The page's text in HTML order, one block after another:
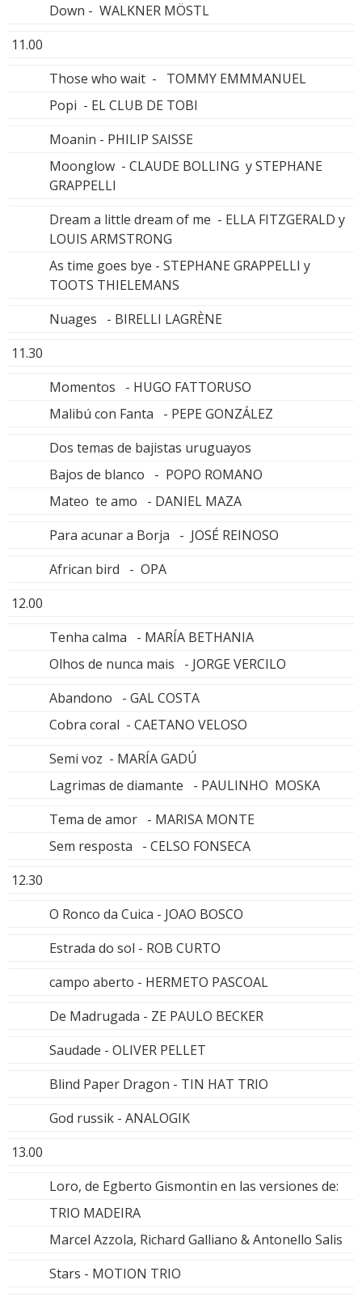
Down - WALKNER MÖSTL
11.00
Those who wait - TOMMY EMMMANUEL
Popi - EL CLUB DE TOBI
Moanin - PHILIP SAISSE
Moonglow - CLAUDE BOLLING y STEPHANE
GRAPPELLI
Dream a little dream of me - ELLA FITZGERALD y
LOUIS ARMSTRONG
As time goes bye - STEPHANE GRAPPELLI y
TOOTS THIELEMANS
Nuages - BIRELLI LAGRÈNE
11.30
Momentos - HUGO FATTORUSO
Malibú con Fanta - PEPE GONZÁLEZ
Dos temas de bajistas uruguayos
Bajos de blanco - POPO ROMANO
Mateo te amo - DANIEL MAZA
Para acunar a Borja - JOSÉ REINOSO
African bird - OPA
12.00
Tenha calma - MARÍA BETHANIA
Olhos de nunca mais - JORGE VERCILO
Abandono - GAL COSTA
Cobra coral - CAETANO VELOSO
Semi voz - MARÍA GADÚ
Lagrimas de diamante - PAULINHO MOSKA
Tema de amor - MARISA MONTE
Sem resposta - CELSO FONSECA
12.30
O Ronco da Cuica - JOAO BOSCO
Estrada do sol - ROB CURTO
campo aberto - HERMETO PASCOAL
De Madrugada - ZE PAULO BECKER
Saudade - OLIVER PELLET
Blind Paper Dragon - TIN HAT TRIO
God russik - ANALOGIK
13.00
Loro, de Egberto Gismontin en las versiones de:
TRIO MADEIRA
Marcel Azzola, Richard Galliano & Antonello Salis
Stars - MOTION TRIO